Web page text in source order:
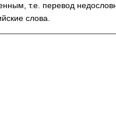
т.е. перевод
слова.